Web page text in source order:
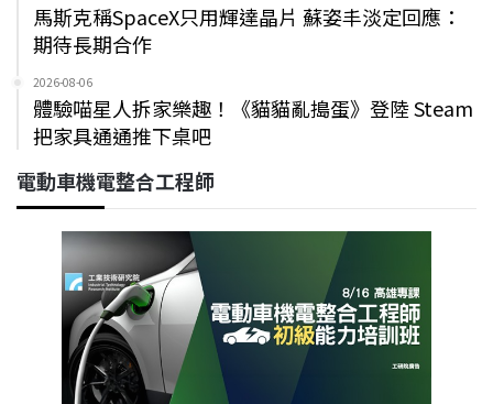
馬斯克稱SpaceX只用輝達晶片 蘇姿丰淡定回應：
期待長期合作
2026-08-06
體驗喵星人拆家樂趣！《貓貓亂搗蛋》登陸 Steam
把家具通通推下桌吧
電動車機電整合工程師